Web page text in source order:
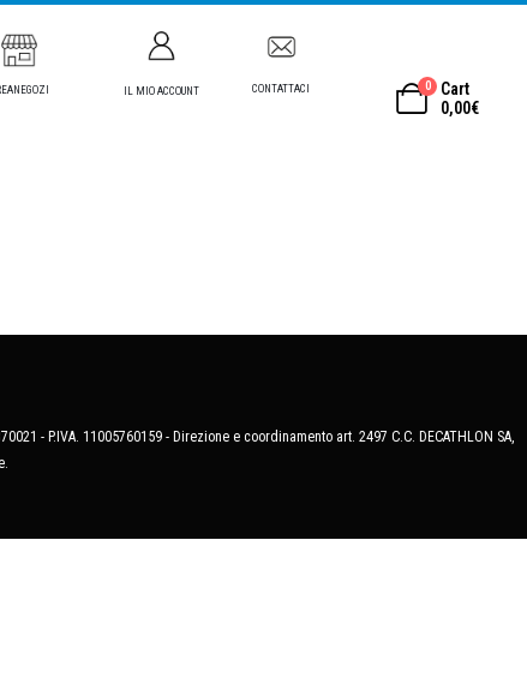
IL MIO ACCOUNT CONTATTACI 0
Cart
0,00€
- P.IVA. 11005760159 - Direzione e coordinamento art. 2497 C.C. DECATHLON SA,